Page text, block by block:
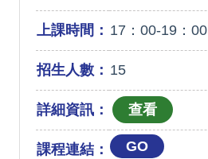
上課時間： 17：00-19：00
招生人數： 15
詳細資訊：
課程連結： GO